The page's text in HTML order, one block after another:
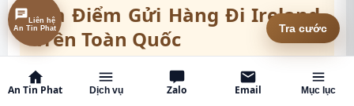
Địa Điểm Gửi Hàng Đi Ireland
Trên Toàn Quốc
Gửi Hàng Đi Ireland Tại TP.HCM
An Tin Phat Dịch vụ Zalo Email Mục lục
Tra cước
Liên hệ
An Tin Phat